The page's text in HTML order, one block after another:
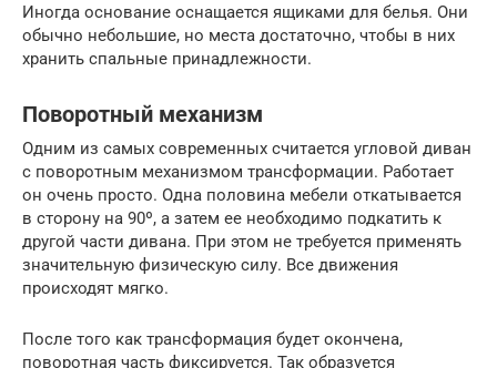
Иногда основание оснащается ящиками для белья. Они
обычно небольшие, но места достаточно, чтобы в них
хранить спальные принадлежности.
Поворотный механизм
Одним из самых современных считается угловой диван
с поворотным механизмом трансформации. Работает
он очень просто. Одна половина мебели откатывается
в сторону на 90º, а затем ее необходимо подкатить к
другой части дивана. При этом не требуется применять
значительную физическую силу. Все движения
происходят мягко.
После того как трансформация будет окончена,
поворотная часть фиксируется. Так образуется